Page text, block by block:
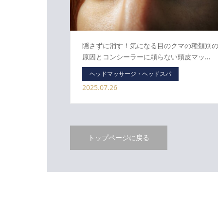
隠さずに消す！気になる目のクマの種類別の
原因とコンシーラーに頼らない頭皮マッ…
ヘッドマッサージ・ヘッドスパ
2025.07.26
トップページに戻る